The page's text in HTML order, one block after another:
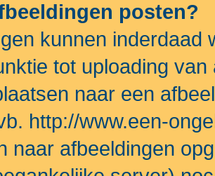
posten?
kunnen inderdaad
tot uploading
naar een
http://www.een-
naar afbeeldingen